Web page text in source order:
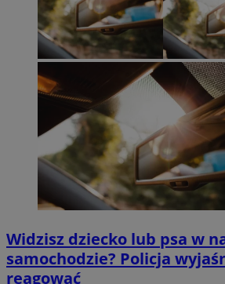
Widzisz dziecko lub psa w
samochodzie? Policja
reagować